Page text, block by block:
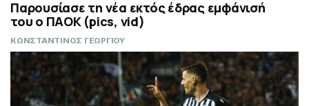
Παρουσίασε τη νέα εκτός έδρας εμφάνισή
του ο ΠΑΟΚ (pics, vid)
ΚΩΝΣΤΑΝΤΙΝΟΣ ΓΕΩΡΓΙΟΥ